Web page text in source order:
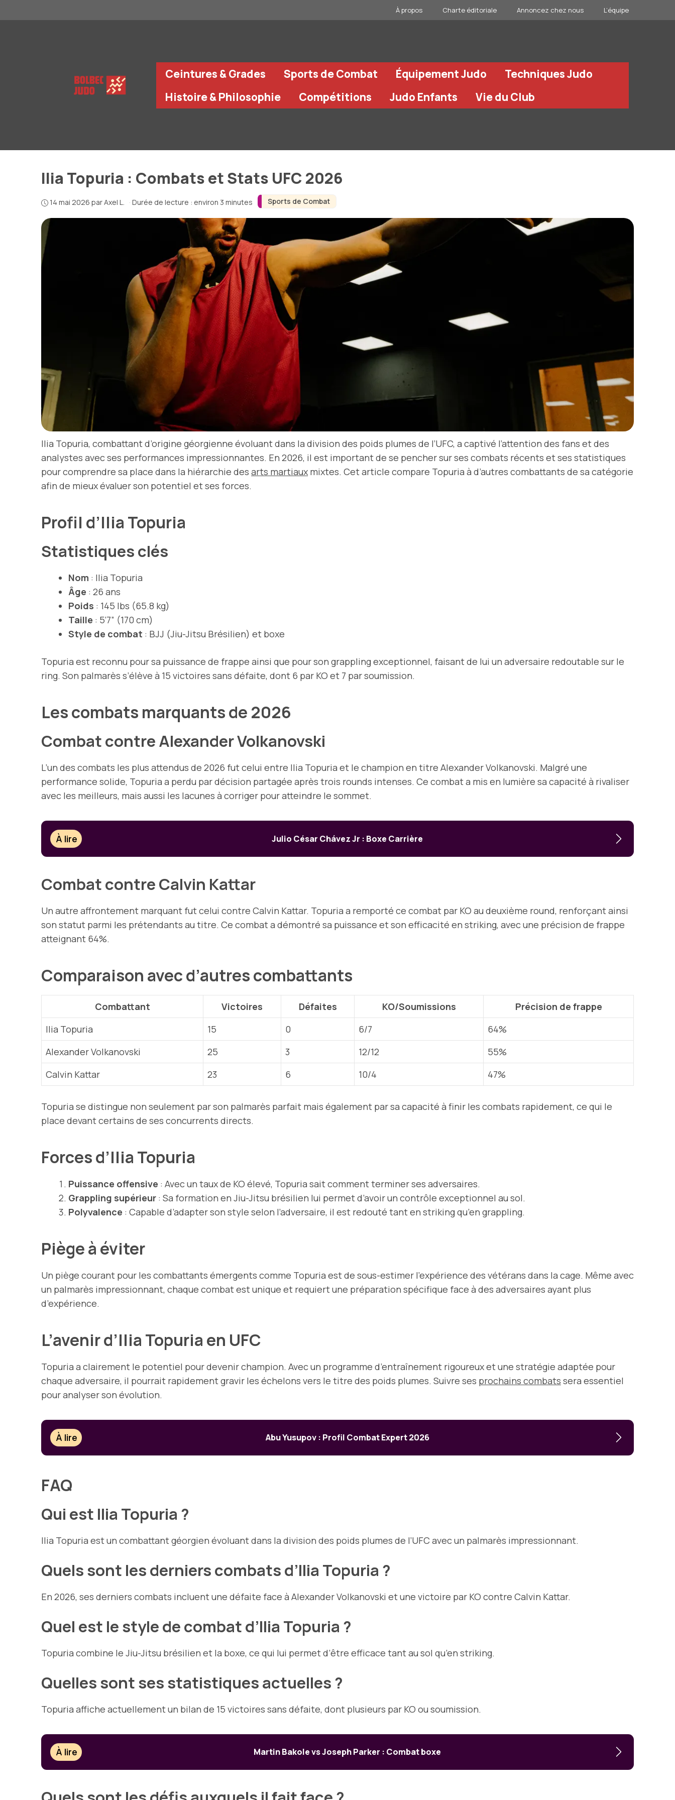
au
À propos Charte éditoriale Annoncez chez nous L’équipe
Ceintures & Grades Sports de Combat Équipement Judo
Techniques Judo
Histoire & Philosophie
Compétitions Judo Enfants Vie du Club
Sports de Combat
Ilia Topuria : Combats et Stats UFC 2026
14 mai 2026 parAxel L. · Durée de lecture : environ 3 minutes
Ilia Topuria, combattant d’origine géorgienne évoluant dans la division des poids plumes de l’UFC, a captivé l’attention des fans et des
analystes avec ses performances impressionnantes. En 2026, il est important de se pencher sur ses combats récents et ses statistiques
pour comprendre sa place dans la hiérarchie des arts martiaux mixtes. Cet article compare Topuria à d’autres combattants de sa catégorie
afin de mieux évaluer son potentiel et ses forces.
Profil d’Ilia Topuria
Statistiques clés
Nom : Ilia Topuria
Âge : 26 ans
Poids : 145 lbs (65.8 kg)
Taille : 5‘7” (170 cm)
Style de combat : BJJ (Jiu-Jitsu Brésilien) et boxe
Topuria est reconnu pour sa puissance de frappe ainsi que pour son grappling exceptionnel, faisant de lui un adversaire redoutable sur le
ring. Son palmarès s’élève à 15 victoires sans défaite, dont 6 par KO et 7 par soumission.
Les combats marquants de 2026
Combat contre Alexander Volkanovski
L’un des combats les plus attendus de 2026 fut celui entre Ilia Topuria et le champion en titre Alexander Volkanovski. Malgré une
performance solide, Topuria a perdu par décision partagée après trois rounds intenses. Ce combat a mis en lumière sa capacité à rivaliser
avec les meilleurs, mais aussi les lacunes à corriger pour atteindre le sommet.
À lire Julio César Chávez Jr : Boxe Carrière
Combat contre Calvin Kattar
Un autre affrontement marquant fut celui contre Calvin Kattar. Topuria a remporté ce combat par KO au deuxième round, renforçant ainsi
son statut parmi les prétendants au titre. Ce combat a démontré sa puissance et son efficacité en striking, avec une précision de frappe
atteignant 64%.
Comparaison avec d’autres combattants
Combattant Victoires Défaites KO/Soumissions
Précision de frappe
Ilia Topuria
15 0 6/7
64%
Alexander Volkanovski
25 3 12/12
55%
Calvin Kattar
23 6 10/4 47%
Topuria se distingue non seulement par son palmarès parfait mais également par sa capacité à finir les combats rapidement, ce qui le
place devant certains de ses concurrents directs.
Forces d’Ilia Topuria
Puissance offensive : Avec un taux de KO élevé, Topuria sait comment terminer ses adversaires.
Grappling supérieur : Sa formation en Jiu-Jitsu brésilien lui permet d’avoir un contrôle exceptionnel au sol.
Polyvalence : Capable d’adapter son style selon l’adversaire, il est redouté tant en striking qu’en grappling.
Piège à éviter
Un piège courant pour les combattants émergents comme Topuria est de sous-estimer l’expérience des vétérans dans la cage. Même avec
un palmarès impressionnant, chaque combat est unique et requiert une préparation spécifique face à des adversaires ayant plus
d’expérience.
L’avenir d’Ilia Topuria en UFC
Topuria a clairement le potentiel pour devenir champion. Avec un programme d’entraînement rigoureux et une stratégie adaptée pour
chaque adversaire, il pourrait rapidement gravir les échelons vers le titre des poids plumes. Suivre ses prochains combats sera essentiel
pour analyser son évolution.
À lire Abu Yusupov : Profil Combat Expert 2026
FAQ
Qui est Ilia Topuria ?
Ilia Topuria est un combattant géorgien évoluant dans la division des poids plumes de l’UFC avec un palmarès impressionnant.
Quels sont les derniers combats d’Ilia Topuria ?
En 2026, ses derniers combats incluent une défaite face à Alexander Volkanovski et une victoire par KO contre Calvin Kattar.
Quel est le style de combat d’Ilia Topuria ?
Topuria combine le Jiu-Jitsu brésilien et la boxe, ce qui lui permet d’être efficace tant au sol qu’en striking.
Quelles sont ses statistiques actuelles ?
Topuria affiche actuellement un bilan de 15 victoires sans défaite, dont plusieurs par KO ou soumission.
À lire Martin Bakole vs Joseph Parker : Combat boxe